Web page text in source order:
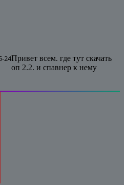
24Привет всем. где тут скачать
оп 2.2. и спавнер к нему